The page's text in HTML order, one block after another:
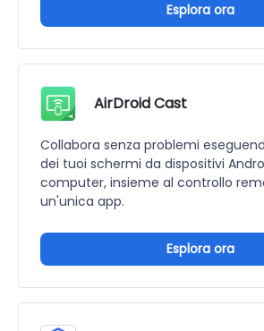
Esplora ora
AirDroid Cast
Collabora senza problemi
dei tuoi schermi da dispositivi
computer, insieme al controllo
un'unica app.
Esplora ora